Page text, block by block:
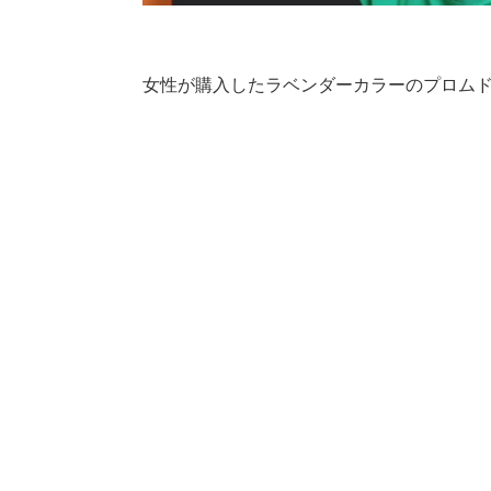
女性が購入したラベンダーカラーのプロム